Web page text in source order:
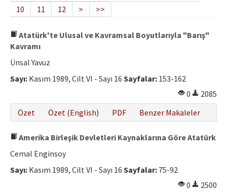
Dergi Kurulları
Yayın İlkeleri
Yazar Rehberi
İletişim
10
11 12 > >>
Atatürk'te Ulusal ve Kavramsal Boyutlarıyla "Barış"
Kavramı
Ünsal Yavuz
Sayı: Kasım 1989, Cilt VI - Sayı 16 Sayfalar: 153-162
0
2085
Özet
Özet (English) PDF Benzer Makaleler
Amerika Birleşik Devletleri Kaynaklarına Göre Atatürk
Cemal Enginsoy
Sayı: Kasım 1989, Cilt VI - Sayı 16 Sayfalar: 75-92
0
2500